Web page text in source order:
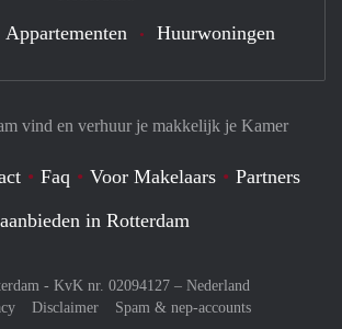
vind en verhuur je makkelijk je Kamer
Faq Voor Makelaars
Partners
in Rotterdam
- KvK nr. 02094127 – Nederland
Disclaimer
Spam & nep-accounts
Appartementen Huurwoningen